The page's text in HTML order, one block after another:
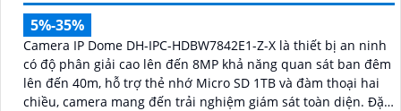
5%-35%
Camera IP Dome DH-IPC-HDBW7842E1-Z-X là thiết bị an ninh
có độ phân giải cao lên đến 8MP khả năng quan sát ban đêm
lên đến 40m, hỗ trợ thẻ nhớ Micro SD 1TB và đàm thoại hai
chiều, camera mang đến trải nghiệm giám sát toàn diện. Đặc